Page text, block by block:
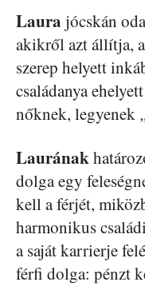
Laura jócskán
akikről azt állítja,
szerep helyett
családanya
nőknek, legyenek
Laurának
dolga egy
kell a férjét,
harmonikus
a saját karrierje
férfi dolga: pénzt